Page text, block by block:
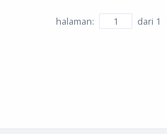
halaman: dari 1